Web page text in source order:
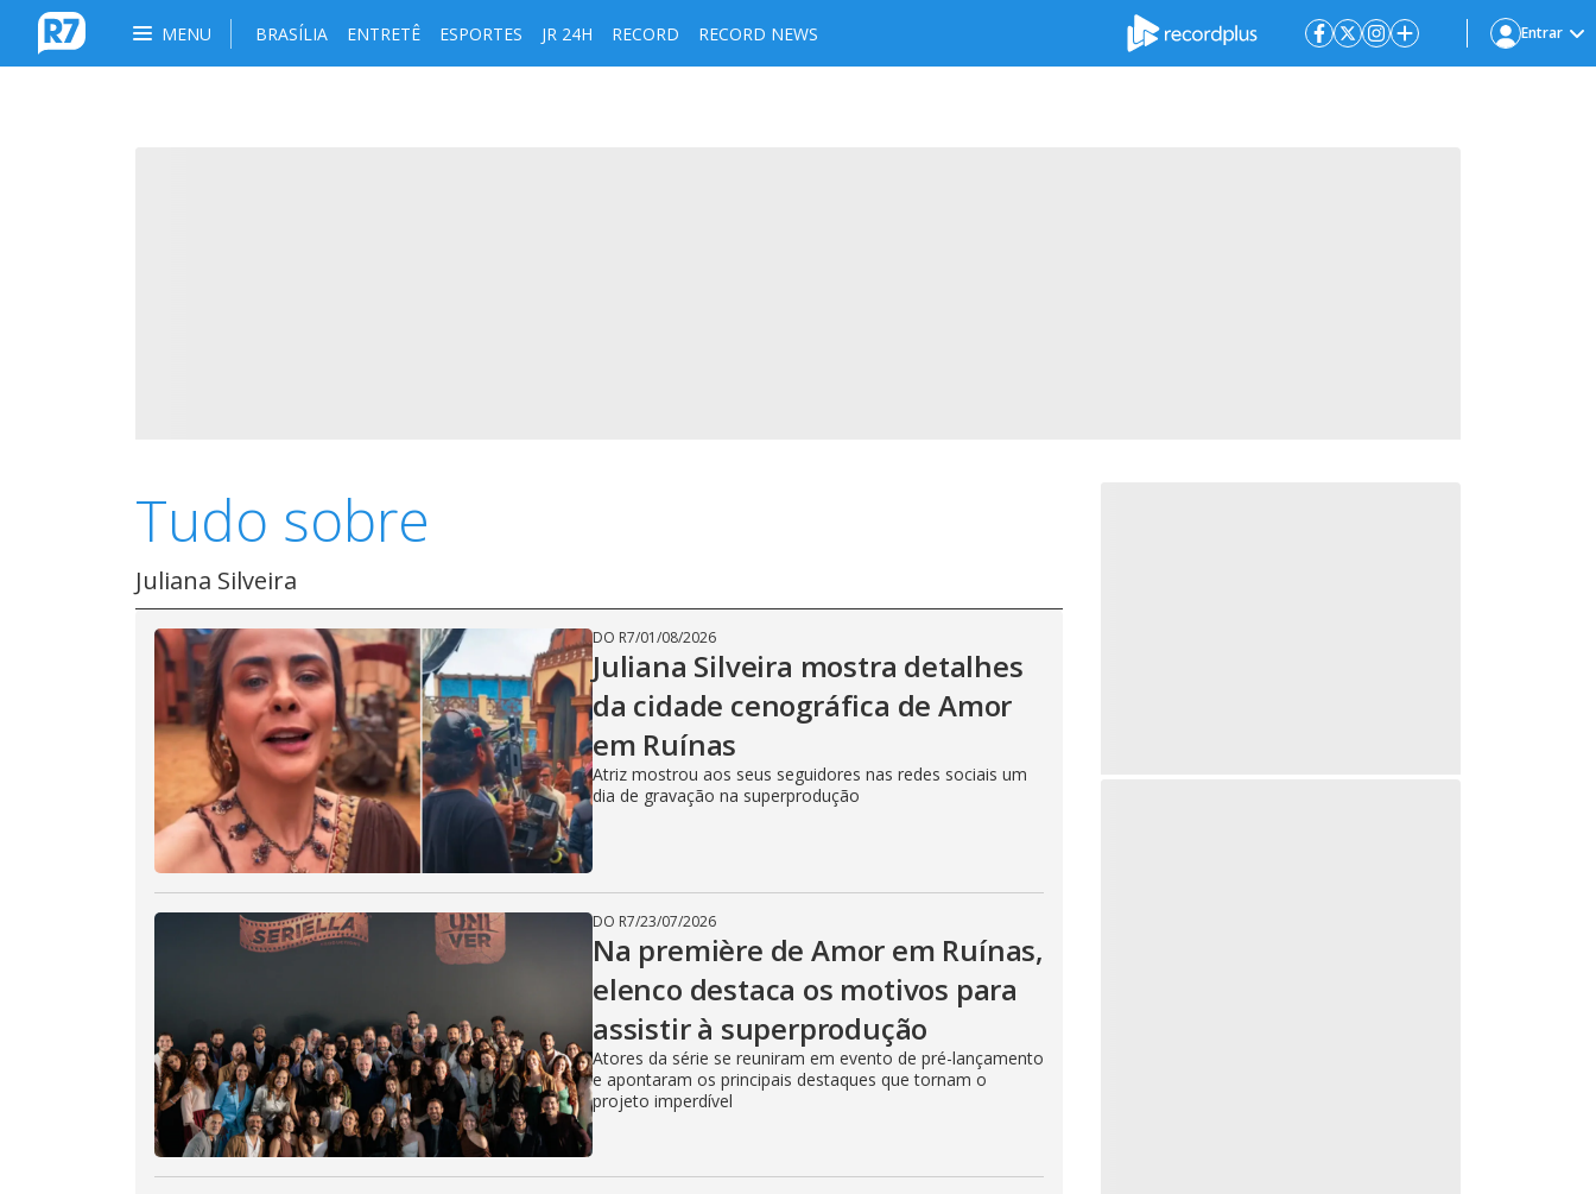
MENU BRASÍLIA ENTRETÊ ESPORTES JR 24H RECORD RECORD NEWS Entrar
Tudo sobre
Juliana Silveira
DO R7/01/08/2026
Juliana Silveira mostra detalhes
da cidade cenográfica de Amor
em Ruínas
Atriz mostrou aos seus seguidores nas redes sociais um
dia de gravação na superprodução
DO R7/23/07/2026
Na première de Amor em Ruínas,
elenco destaca os motivos para
assistir à superprodução
Atores da série se reuniram em evento de pré-lançamento
e apontaram os principais destaques que tornam o
projeto imperdível